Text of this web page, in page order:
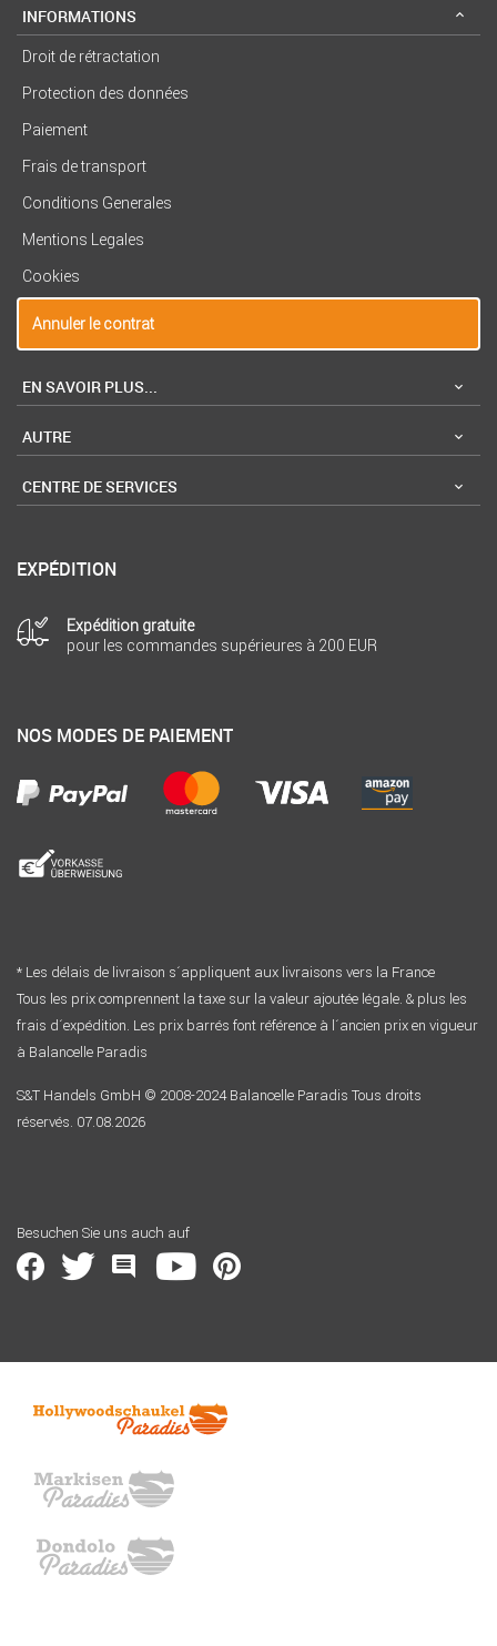
INFORMATIONS
Droit de rétractation
Protection des données
Paiement
Frais de transport
Conditions Generales
Mentions Legales
Cookies
Annuler le contrat
EN SAVOIR PLUS...
AUTRE
CENTRE DE SERVICES
EXPÉDITION
Expédition gratuite
pour les commandes supérieures à 200 EUR
NOS MODES DE PAIEMENT
* Les délais de livraison s´appliquent aux livraisons vers la France
Tous les prix comprennent la taxe sur la valeur ajoutée légale. & plus les
frais d´expédition. Les prix barrés font référence à l´ancien prix en vigueur
à Balancelle Paradis
S&T Handels GmbH © 2008-2024 Balancelle Paradis Tous droits
réservés. 07.08.2026
Besuchen Sie uns auch auf